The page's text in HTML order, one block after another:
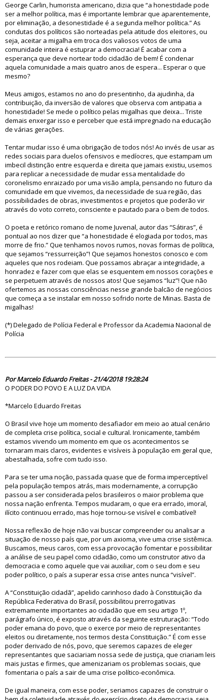
George Carlin, humorista americano, dizia que “a honestidade pode
ser a melhor política, mas é importante lembrar que aparentemente,
por eliminação, a desonestidade é a segunda melhor política.” As
condutas dos políticos são norteadas pela atitude dos eleitores, ou
seja, aceitar a migalha em troca dos valiosos votos de uma
comunidade inteira é estuprar a democracia! É acabar com a
esperança que deve nortear todo cidadão de bem! É condenar
aquela comunidade a mais quatro anos de espera... Esperar o que
mesmo?
Meus amigos, estamos no ano do presentinho, da ajudinha, da
contribuição, da inversão de valores que observa com antipatia a
honestidade! Se mede o político pelas migalhas que deixa... Triste
demais enxergar isso e perceber que está impregnado na educação
de várias gerações.
Tentar mudar isso é uma obrigação de todos nós! Ao invés de usar as
redes sociais para duelos ofensivos e medíocres, que estampam um
imbecil distinção entre esquerda e direita que jamais existiu, usemos
para replicar a necessidade de mudar essa mentalidade do
coronelismo enraizado por uma visão ampla, pensando no futuro da
comunidade em que vivemos, da necessidade de sua região, das
possibilidades de obras, investimentos e projetos que poderão vir
através do voto correto, consciente e pautado para o bem de todos.
O poeta e retórico romano de nome Juvenal, autor das “Sátiras”, é
pontual ao nos dizer que “a honestidade é elogiada por todos, mas
morre de frio.” Que tenhamos novos rumos, novas formas de política,
que sejamos “ressurreição”! Que sejamos honestos conosco e com
aqueles que nos rodeiam. Que possamos abraçar a integridade, a
honradez e fazer com que elas se esquentem em nossos corações e
se perpetuem através de nossos atos! Que sejamos “luz”! Que não
ofertemos as nossas consciências nesse grande balcão de negócios
que começa a se instalar em nosso sofrido norte de Minas. Basta de
migalhas!
(*) Delegado de Polícia Federal e Professor da Academia Nacional de
Polícia
Por Marcelo Eduardo Freitas - 21/4/2018 19:28:24
O PODER DO POVO E A LUZ DA VIDA
*Marcelo Eduardo Freitas
O Brasil vive hoje um momento desafiador em meio ao atual cenário
de completa crise política, social e cultural. Ironicamente, também
estamos vivendo um momento em que os acontecimentos se
tornaram mais claros, evidentes e visíveis à população em geral que,
abestalhada, sofre com tudo isso.
Para se ter uma noção, passada quase que de forma imperceptível
pela população tempos atrás, mais modernamente, a corrupção
passou a ser considerada pelos brasileiros o maior problema que
nossa nação enfrenta. Tempos mudaram, o que era errado, imoral,
ilícito continuou errado, mas hoje tornou-se visível e combatível!
Nossa reflexão de hoje não vai buscar compreender ou analisar a
situação de nosso país que, por um axioma, vive uma crise sistêmica.
Buscamos, meus caros, com essa provocação fomentar e possibilitar
a análise de seu papel como cidadão, como um construtor ativo da
democracia e como aquele que vai auxiliar, com o seu dom e seu
poder político, o país a superar essa crise antes nunca “visível”.
A “Constituição cidadã”, apelido carinhoso dado à Constituição da
República Federativa do Brasil, possibilitou prerrogativas
extremamente importantes ao cidadão que em seu artigo 1º,
parágrafo único, é exposto através da seguinte estruturação: “Todo
poder emana do povo, que o exerce por meio de representantes
eleitos ou diretamente, nos termos desta Constituição.” É com esse
poder derivado de nós, povo, que seremos capazes de eleger
representantes que saciariam nossa sede de justiça, que criariam leis
mais justas e firmes, que amenizariam os problemas sociais, que
fomentaria o país a sair de uma crise político-econômica.
De igual maneira, com esse poder, seriamos capazes de construir o